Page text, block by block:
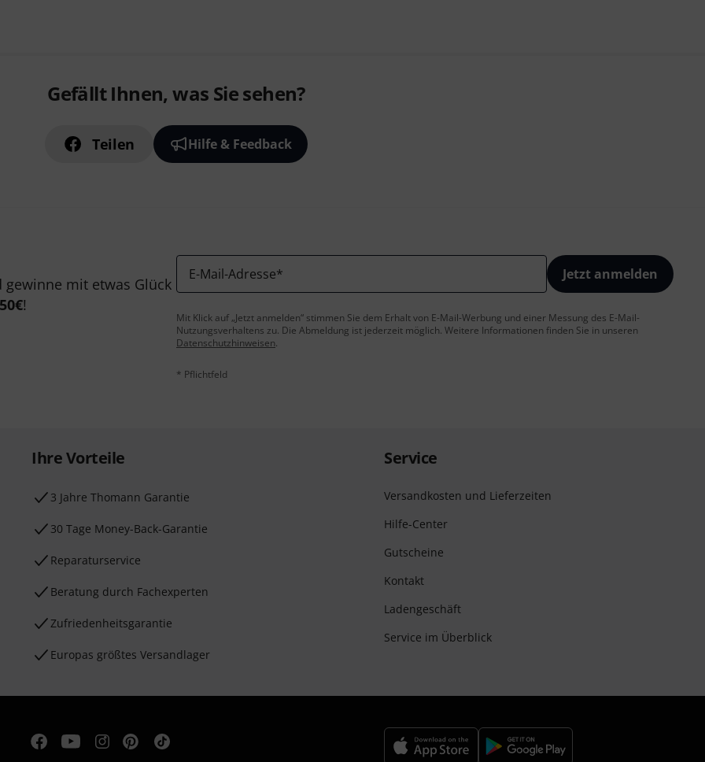
Gefällt Ihnen, was Sie sehen?
Teilen Hilfe & Feedback
mit etwas Glück
50€!
E-Mail-Adresse* Jetzt anmelden
Mit Klick auf „Jetzt anmelden“ stimmen Sie dem Erhalt von E-Mail-Werbung und einer Messung des E-Mail-
Nutzungsverhaltens zu. Die Abmeldung ist jederzeit möglich. Weitere Informationen finden Sie in unseren
Datenschutzhinweisen.
* Pflichtfeld
Ihre Vorteile
3 Jahre Thomann Garantie
30 Tage Money-Back-Garantie
Reparaturservice
Beratung durch Fachexperten
Zufriedenheitsgarantie
Europas größtes Versandlager
Service
Versandkosten und Lieferzeiten
Hilfe-Center
Gutscheine
Kontakt
Ladengeschäft
Service im Überblick